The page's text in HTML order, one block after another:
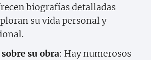
biografías detalladas
su vida personal y
su obra: Hay numerosos